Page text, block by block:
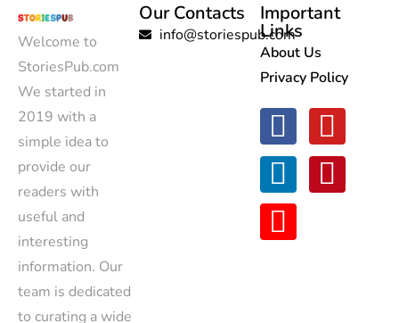
Welcome to
StoriesPub.com
We started in
2019 with a
simple idea to
provide our
readers with
useful and
interesting
information. Our
team is dedicated
to curating a wide
Our Contacts
info@storiespub.com
Important
Links
About Us
Privacy Policy